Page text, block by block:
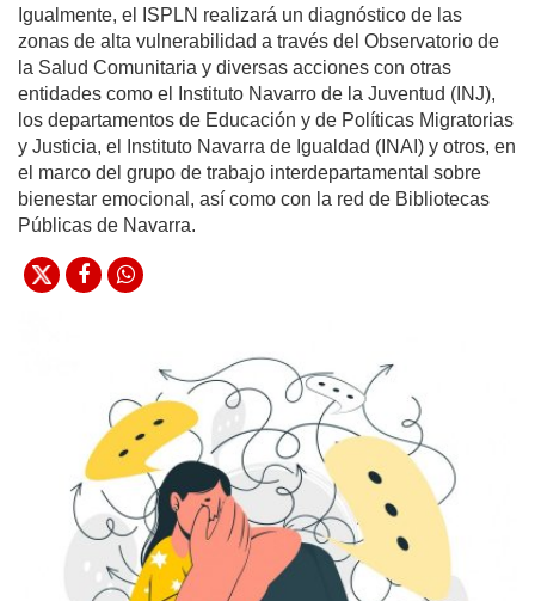
Igualmente, el ISPLN realizará un diagnóstico de las
zonas de alta vulnerabilidad a través del Observatorio de
la Salud Comunitaria y diversas acciones con otras
entidades como el Instituto Navarro de la Juventud (INJ),
los departamentos de Educación y de Políticas Migratorias
y Justicia, el Instituto Navarra de Igualdad (INAI) y otros, en
el marco del grupo de trabajo interdepartamental sobre
bienestar emocional, así como con la red de Bibliotecas
Públicas de Navarra.